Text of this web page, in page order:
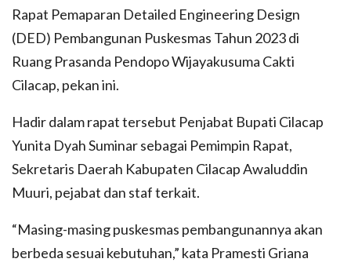
Rapat Pemaparan Detailed Engineering Design
(DED) Pembangunan Puskesmas Tahun 2023 di
Ruang Prasanda Pendopo Wijayakusuma Cakti
Cilacap, pekan ini.
Hadir dalam rapat tersebut Penjabat Bupati Cilacap
Yunita Dyah Suminar sebagai Pemimpin Rapat,
Sekretaris Daerah Kabupaten Cilacap Awaluddin
Muuri, pejabat dan staf terkait.
“Masing-masing puskesmas pembangunannya akan
berbeda sesuai kebutuhan,” kata Pramesti Griana